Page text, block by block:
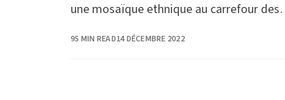
une mosaïque ethnique au carrefour des
95 MIN READPUBLISHED
14 DÉCEMBRE 2022